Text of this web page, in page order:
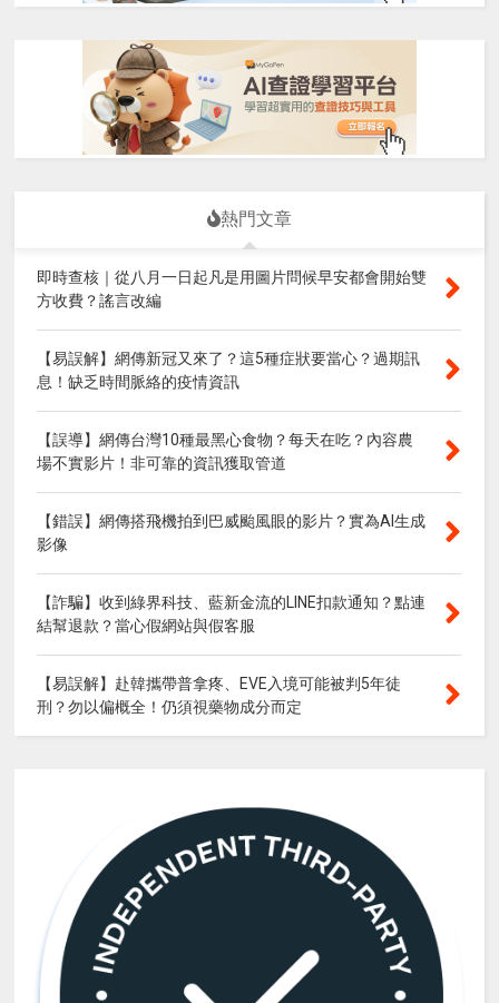
熱門文章
即時查核｜從八月一日起凡是用圖片問候早安都會開始雙
方收費？謠言改編
【易誤解】網傳新冠又來了？這5種症狀要當心？過期訊
息！缺乏時間脈絡的疫情資訊
【誤導】網傳台灣10種最黑心食物？每天在吃？內容農
場不實影片！非可靠的資訊獲取管道
【錯誤】網傳搭飛機拍到巴威颱風眼的影片？實為AI生成
影像
【詐騙】收到綠界科技、藍新金流的LINE扣款通知？點連
結幫退款？當心假網站與假客服
【易誤解】赴韓攜帶普拿疼、EVE入境可能被判5年徒
刑？勿以偏概全！仍須視藥物成分而定